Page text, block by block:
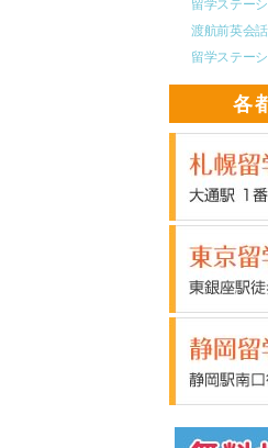
留学ステー
渡航前英会
留学ステー
各